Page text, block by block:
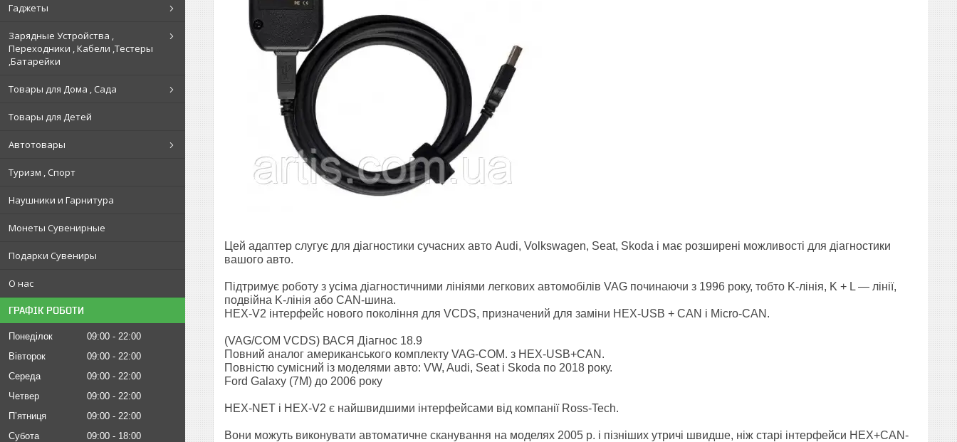
Гаджеты
Зарядные Устройства ,
Переходники , Кабели ,Тестеры
,Батарейки
Товары для Дома , Сада
Товары для Детей
Автотовары
Туризм , Спорт
Наушники и Гарнитура
Монеты Сувенирные
Подарки Сувениры
О нас
ГРАФІК РОБОТИ
Понеділок 09:00
22:00
Вівторок
09:00
22:00
Середа
09:00
22:00
Четвер
09:00
22:00
Пʼятниця
09:00
22:00
Субота
09:00
18:00
Цей адаптер слугує для діагностики сучасних авто Audi, Volkswagen, Seat, Skoda і має розширені можливості для діагностики
вашого авто.
Підтримує роботу з усіма діагностичними лініями легкових автомобілів VAG починаючи з 1996 року, тобто K-лінія, K + L — лінії,
подвійна K-лінія або CAN-шина.
HEX-V2 інтерфейс нового покоління для VCDS, призначений для заміни HEX-USB + CAN і Micro-CAN.
(VAG/COM VCDS) ВАСЯ Діагнос 18.9
Повний аналог американського комплекту VAG-COM. з HEX-USB+CAN.
Повністю сумісний із моделями авто: VW, Audi, Seat і Skoda по 2018 року.
Ford Galaxy (7M) до 2006 року
HEX-NET і HEX-V2 є найшвидшими інтерфейсами від компанії Ross-Tech.
Вони можуть виконувати автоматичне сканування на моделях 2005 р. і пізніших утричі швидше, ніж старі інтерфейси HEX+CAN-